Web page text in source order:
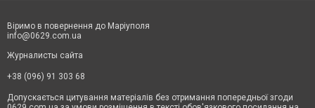
Віримо в повернення до Маріуполя
info@0629.com.ua
Журналисты сайта
+38 (096) 91 303 68
Допускається цитування матеріалів без отримання попередньої згоди